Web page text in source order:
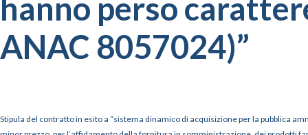
hanno perso
ANAC 8057024)”
Stipula del contratto in esito a “sistema dinamico di acquisizione per la pubblica